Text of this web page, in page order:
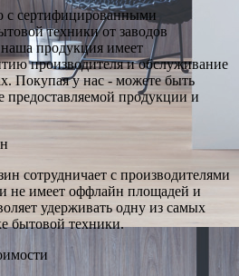
с сертифицированными
техники от заводов
продукция имеет
производителя и обслуживание
Покупая у нас - можете быть
предоставляемой продукции и
сотрудничает с производителями
не имеет оффлайн площадей и
удерживать одну из самых
бытовой техники.